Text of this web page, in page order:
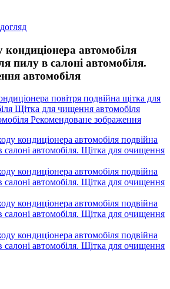
автомобіля
пилу в салоні автомобіля.
автомобіля